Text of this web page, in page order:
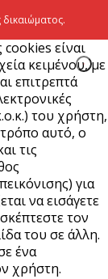
είναι
κειμένου, με
επιτρεπτά
του χρήστη,
αυτό, ο
τις
για
να εισάγετε
τον
του σε άλλη.
ένα
χρήστη.